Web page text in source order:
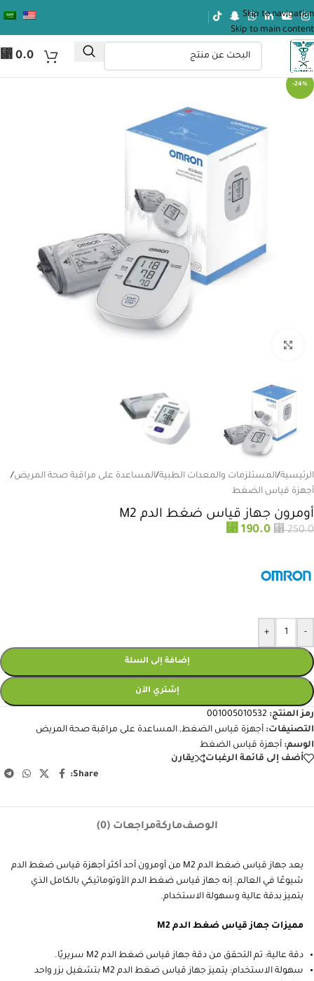
Skip to navigation
Skip to main content
⃁ 0.0
-24%
الرئيسية/المستلزمات والمعدات الطبية/المساعدة على مراقبة صحة المريض/
أجهزة قياس الضغط
أومرون جهاز قياس ضغط الدم M2
⃁250.0
⃁ 190.0
-
+
إضافة إلى السلة
إشتري الآن
رمز المنتج: 001005010532
التصنيفات: أجهزة قياس الضغط, المساعدة على مراقبة صحة المريض
الوسم: أجهزة قياس الضغط
أضف إلى قائمة الرغبات
يقارن
Share:
الوصفماركةمراجعات (0)
يعد جهاز قياس ضغط الدم M2 من أومرون أحد أكثر أجهزة قياس ضغط الدم
شيوعًا في العالم. إنه جهاز قياس ضغط الدم الأوتوماتيكي بالكامل الذي
يتميز بدقة عالية وسهولة الاستخدام.
مميزات جهاز قياس ضغط الدم M2
دقة عالية: تم التحقق من دقة جهاز قياس ضغط الدم M2 سريريًا.
سهولة الاستخدام: يتميز جهاز قياس ضغط الدم M2 بتشغيل بزر واحد